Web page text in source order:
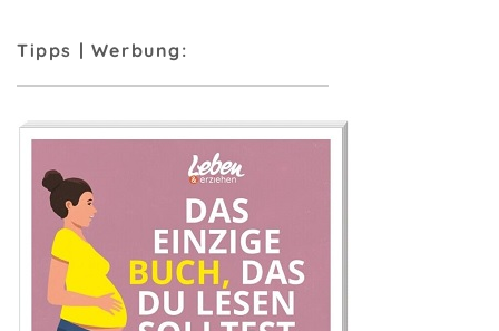
Tipps | Werbung: